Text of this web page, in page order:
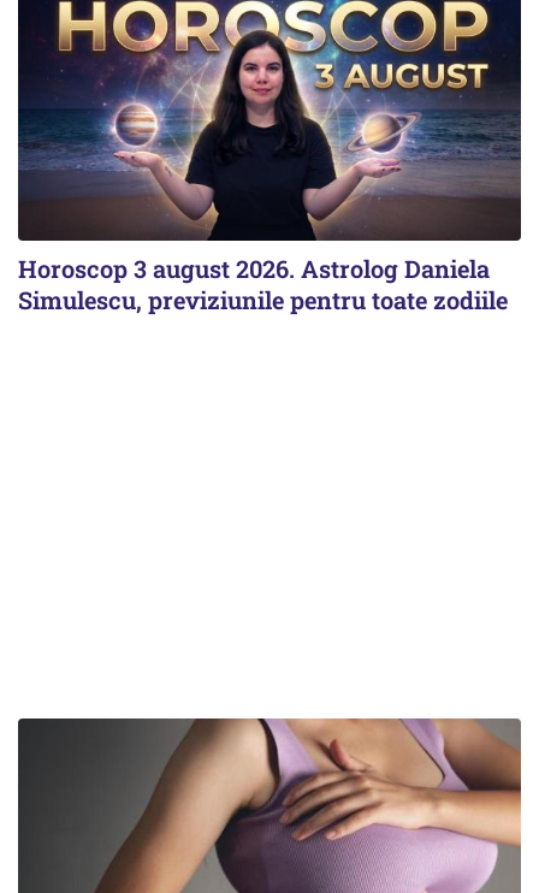
Horoscop 3 august 2026. Astrolog Daniela
Simulescu, previziunile pentru toate zodiile